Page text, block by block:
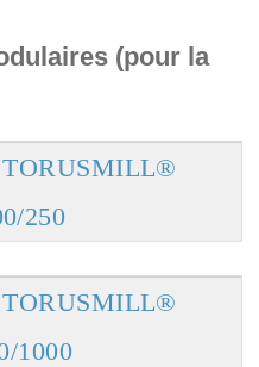
(pour la
TORUSMILL®
250
TORUSMILL®
1000